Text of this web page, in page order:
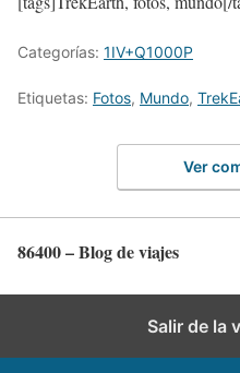
Categorías: 1IV+Q1000P
Etiquetas: Fotos, Mundo,
Ver
86400 – Blog de viajes
Salir de la